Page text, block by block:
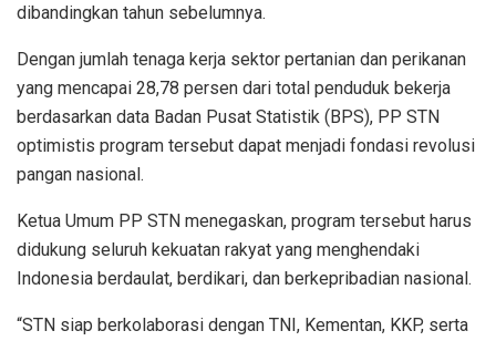
dibandingkan tahun sebelumnya.
Dengan jumlah tenaga kerja sektor pertanian dan perikanan
yang mencapai 28,78 persen dari total penduduk bekerja
berdasarkan data Badan Pusat Statistik (BPS), PP STN
optimistis program tersebut dapat menjadi fondasi revolusi
pangan nasional.
Ketua Umum PP STN menegaskan, program tersebut harus
didukung seluruh kekuatan rakyat yang menghendaki
Indonesia berdaulat, berdikari, dan berkepribadian nasional.
“STN siap berkolaborasi dengan TNI, Kementan, KKP, serta